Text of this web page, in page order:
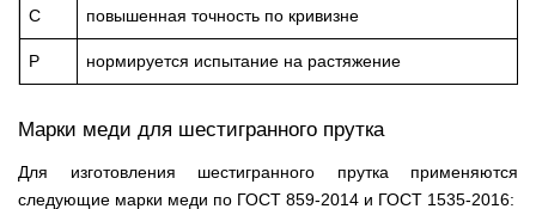
С повышенная точность по кривизне
Р нормируется испытание на растяжение
Марки меди для шестигранного прутка
Для изготовления шестигранного прутка применяются
следующие марки меди по ГОСТ 859-2014 и ГОСТ 1535-2016: